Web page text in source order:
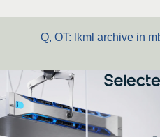
Q, OT: lkml archive in